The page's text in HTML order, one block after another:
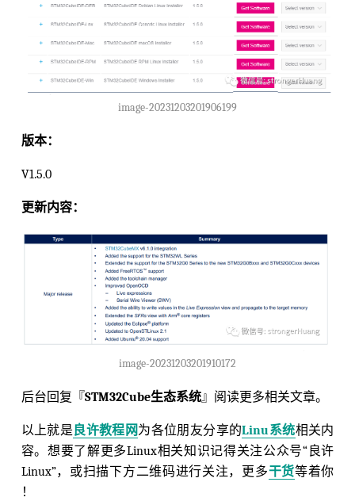
image-20231203201906199
版本：
V1.5.0
更新内容：
image-20231203201910172
后台回复『STM32Cube生态系统』阅读更多相关文章。
以上就是良许教程网为各位朋友分享的Linu系统相关内
容。想要了解更多Linux相关知识记得关注公众号“良许
Linux”，或扫描下方二维码进行关注，更多干货等着你
！